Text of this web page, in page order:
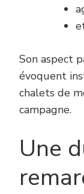
Son aspect
évoquent
chalets de
campagne.
Une